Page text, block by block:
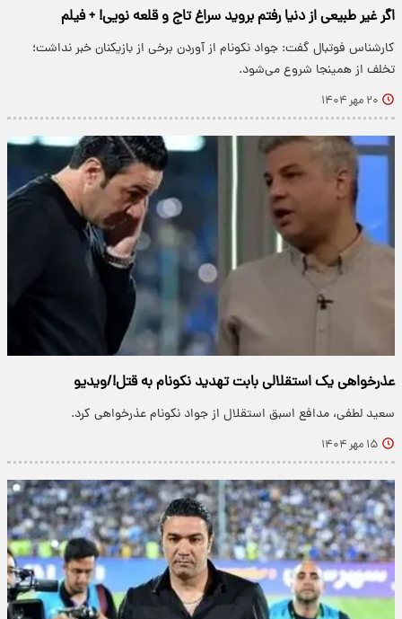
اگر غیر طبیعی از دنیا رفتم بروید سراغ تاج و قلعه نویی! + فیلم
کارشناس فوتبال گفت: جواد نکونام از آوردن برخی از بازیکنان خبر نداشت؛
تخلف از همینجا شروع می‌شود.
۲۰ مهر ۱۴۰۴
عذرخواهی یک استقلالی بابت تهدید نکونام به قتل!/ویدیو
سعید لطفی، مدافع اسبق استقلال از جواد نکونام عذرخواهی کرد.
۱۵ مهر ۱۴۰۴